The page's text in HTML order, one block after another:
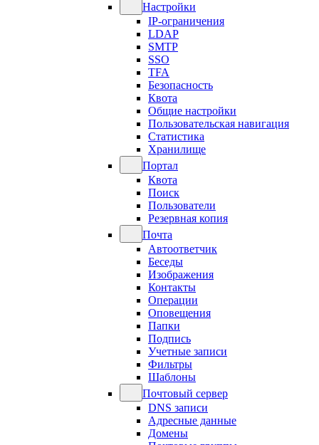
Настройки
IP-ограничения
LDAP
SMTP
SSO
TFA
Безопасность
Квота
Общие настройки
Пользовательская навигация
Статистика
Хранилище
Портал
Квота
Поиск
Пользователи
Резервная копия
Почта
Автоответчик
Беседы
Изображения
Контакты
Операции
Оповещения
Папки
Подпись
Учетные записи
Фильтры
Шаблоны
Почтовый сервер
DNS записи
Адресные данные
Домены